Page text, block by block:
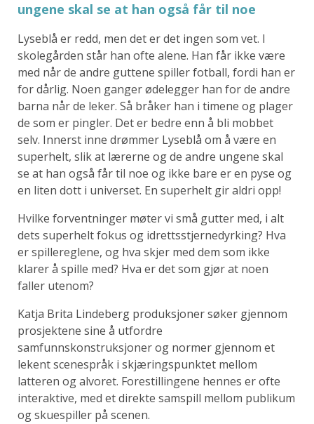
ungene skal se at han også får til noe
Lyseblå er redd, men det er det ingen som vet. I
skolegården står han ofte alene. Han får ikke være
med når de andre guttene spiller fotball, fordi han er
for dårlig. Noen ganger ødelegger han for de andre
barna når de leker. Så bråker han i timene og plager
de som er pingler. Det er bedre enn å bli mobbet
selv. Innerst inne drømmer Lyseblå om å være en
superhelt, slik at lærerne og de andre ungene skal
se at han også får til noe og ikke bare er en pyse og
en liten dott i universet. En superhelt gir aldri opp!
Hvilke forventninger møter vi små gutter med, i alt
dets superhelt fokus og idrettsstjernedyrking? Hva
er spillereglene, og hva skjer med dem som ikke
klarer å spille med? Hva er det som gjør at noen
faller utenom?
Katja Brita Lindeberg produksjoner søker gjennom
prosjektene sine å utfordre
samfunnskonstruksjoner og normer gjennom et
lekent scenespråk i skjæringspunktet mellom
latteren og alvoret. Forestillingene hennes er ofte
interaktive, med et direkte samspill mellom publikum
og skuespiller på scenen.